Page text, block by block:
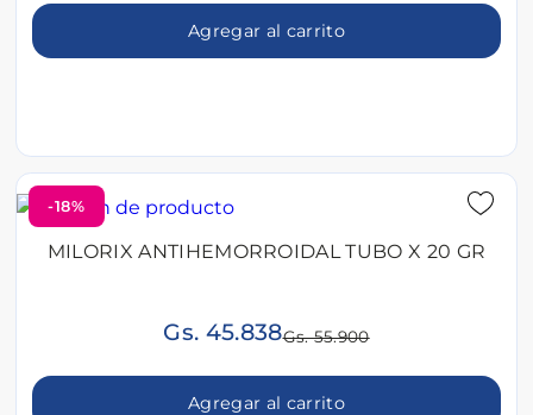
Agregar al carrito
-18%
MILORIX ANTIHEMORROIDAL TUBO X 20 GR
Gs. 45.838Gs. 55.900
Agregar al carrito